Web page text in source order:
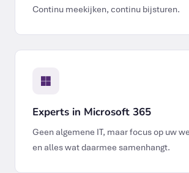
Continu meekijken, continu bijsturen.
Experts in Microsoft 365
Geen algemene IT, maar focus op uw
en alles wat daarmee samenhangt.